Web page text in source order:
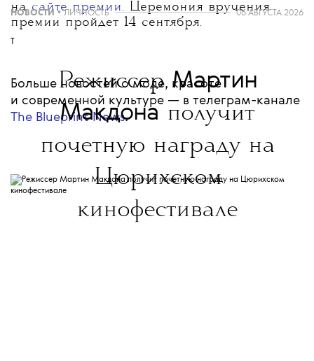
насайте премии. Церемония вручения
премии пройдет 14 сентября.
Больше новостей о моде, красоте
и современной культуре — в телеграм-канале
The Blueprint News.
НОВОСТИ •ЛИЧНОСТЬ 06 АВГУСТА 2026
T
Режиссер Мартин
Макдона получит
почетную награду на
Цюрихском
кинофестивале